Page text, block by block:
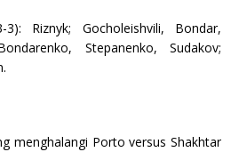
Riznyk; Gocholeishvili, Bondar,
Stepanenko, Sudakov;
menghalangi Porto versus Shakhtar